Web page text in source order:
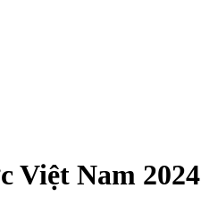
Việt Nam 2024